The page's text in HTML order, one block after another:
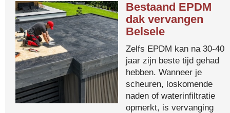
Bestaand EPDM
dak vervangen
Belsele
Zelfs EPDM kan na 30-40
jaar zijn beste tijd gehad
hebben. Wanneer je
scheuren, loskomende
naden of waterinfiltratie
opmerkt, is vervanging